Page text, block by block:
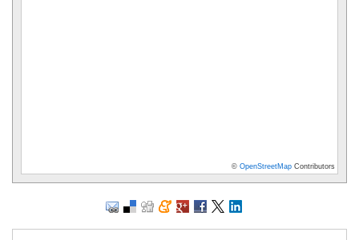
© OpenStreetMap Contributors